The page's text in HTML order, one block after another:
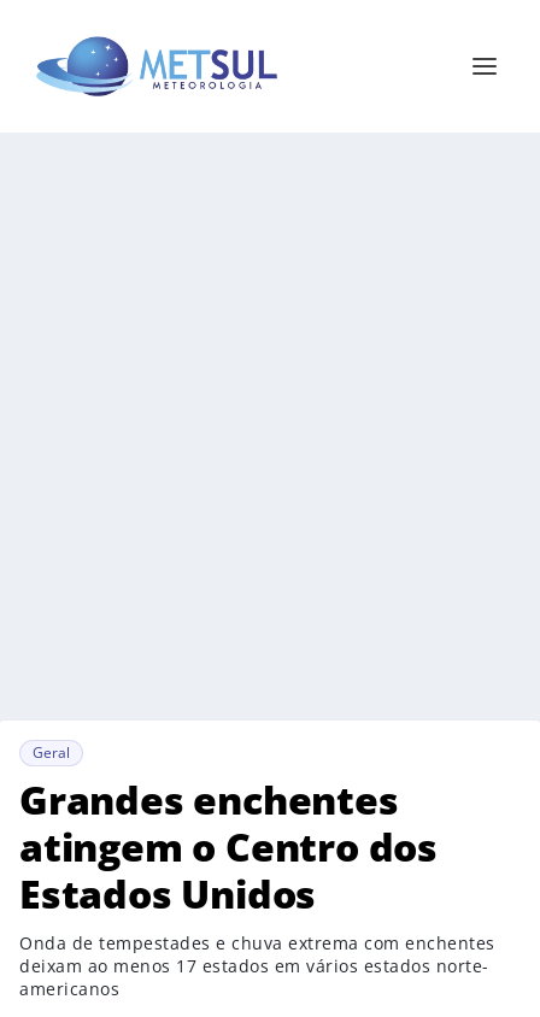
Geral
Grandes enchentes
atingem o Centro dos
Estados Unidos
Onda de tempestades e chuva extrema com enchentes
deixam ao menos 17 estados em vários estados norte-
americanos